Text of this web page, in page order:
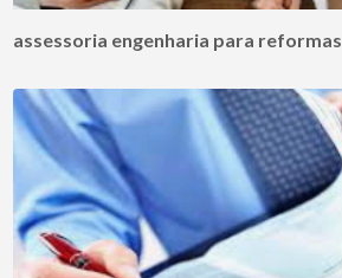
assessoria engenharia para reformas